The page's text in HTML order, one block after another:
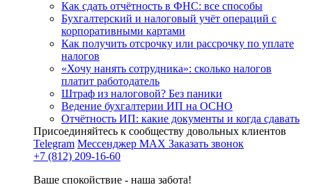
Как сдать отчётность в ФНС: все способы
Бухгалтерский и налоговый учёт операций с
корпоративными картами
Как получить отсрочку или рассрочку по уплате
налогов
«Хочу нанять сотрудника»: сколько налогов
платит работодатель
Штраф из налоговой? Без паники
Ведение бухгалтерии ИП на ОСНО
Отчётность ИП: какие документы и когда сдавать
Присоединяйтесь к сообществу довольных клиентов
Telegram Мессенджер MAX Заказать звонок
+7 (812) 209-16-60
Ваше спокойствие - наша забота!